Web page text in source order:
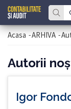
Acasa -ARHIVA -
Autorii
Igor